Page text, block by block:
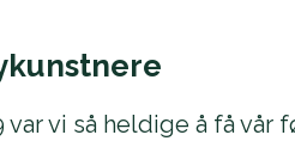
var vi så heldige å få